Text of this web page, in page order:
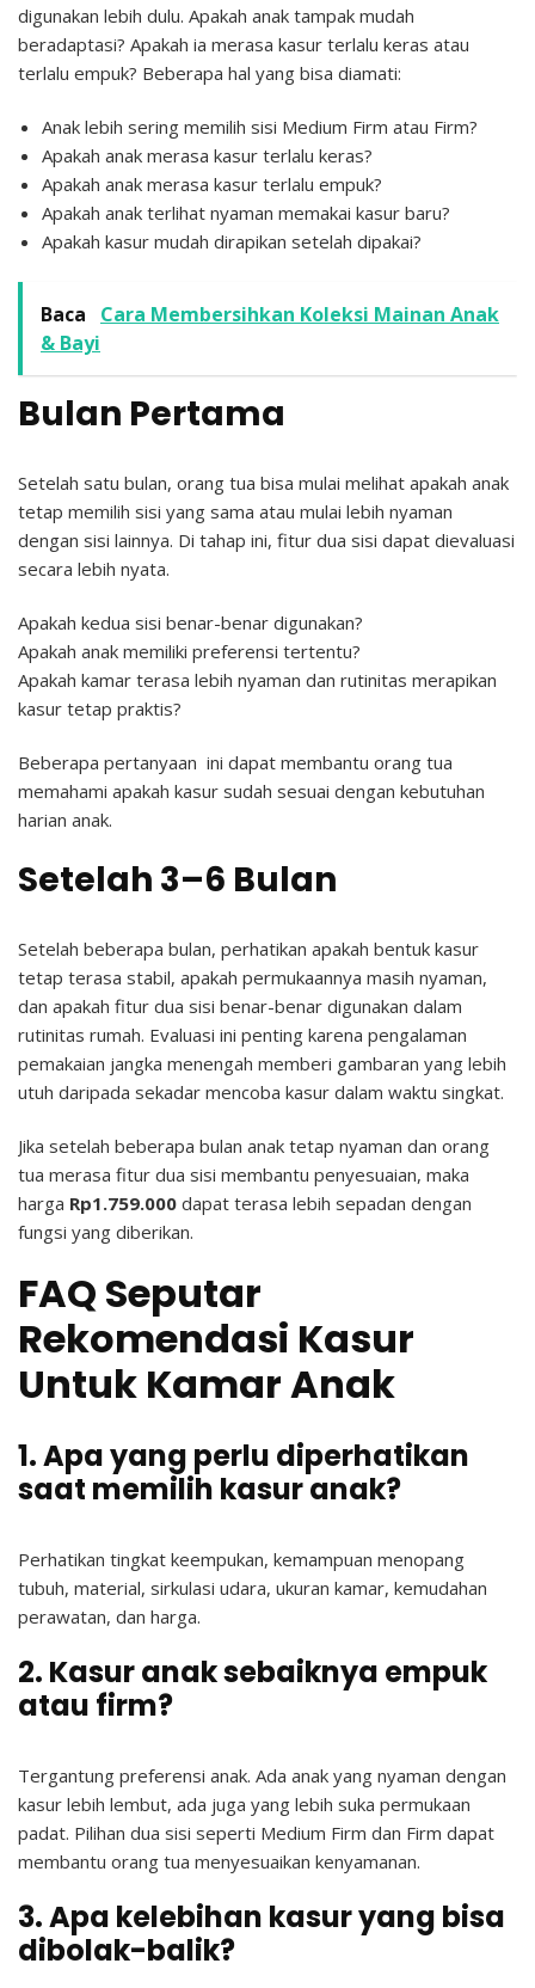
digunakan lebih dulu. Apakah anak tampak mudah
beradaptasi? Apakah ia merasa kasur terlalu keras atau
terlalu empuk? Beberapa hal yang bisa diamati:
Anak lebih sering memilih sisi Medium Firm atau Firm?
Apakah anak merasa kasur terlalu keras?
Apakah anak merasa kasur terlalu empuk?
Apakah anak terlihat nyaman memakai kasur baru?
Apakah kasur mudah dirapikan setelah dipakai?
Baca
Cara Membersihkan Koleksi Mainan Anak
& Bayi
Bulan Pertama
Setelah satu bulan, orang tua bisa mulai melihat apakah anak
tetap memilih sisi yang sama atau mulai lebih nyaman
dengan sisi lainnya. Di tahap ini, fitur dua sisi dapat dievaluasi
secara lebih nyata.
Apakah kedua sisi benar-benar digunakan?
Apakah anak memiliki preferensi tertentu?
Apakah kamar terasa lebih nyaman dan rutinitas merapikan
kasur tetap praktis?
Beberapa pertanyaan ini dapat membantu orang tua
memahami apakah kasur sudah sesuai dengan kebutuhan
harian anak.
Setelah 3–6 Bulan
Setelah beberapa bulan, perhatikan apakah bentuk kasur
tetap terasa stabil, apakah permukaannya masih nyaman,
dan apakah fitur dua sisi benar-benar digunakan dalam
rutinitas rumah. Evaluasi ini penting karena pengalaman
pemakaian jangka menengah memberi gambaran yang lebih
utuh daripada sekadar mencoba kasur dalam waktu singkat.
Jika setelah beberapa bulan anak tetap nyaman dan orang
tua merasa fitur dua sisi membantu penyesuaian, maka
harga Rp1.759.000 dapat terasa lebih sepadan dengan
fungsi yang diberikan.
FAQ Seputar
Rekomendasi Kasur
Untuk Kamar Anak
1. Apa yang perlu diperhatikan
saat memilih kasur anak?
Perhatikan tingkat keempukan, kemampuan menopang
tubuh, material, sirkulasi udara, ukuran kamar, kemudahan
perawatan, dan harga.
2. Kasur anak sebaiknya empuk
atau firm?
Tergantung preferensi anak. Ada anak yang nyaman dengan
kasur lebih lembut, ada juga yang lebih suka permukaan
padat. Pilihan dua sisi seperti Medium Firm dan Firm dapat
membantu orang tua menyesuaikan kenyamanan.
3. Apa kelebihan kasur yang bisa
dibolak-balik?